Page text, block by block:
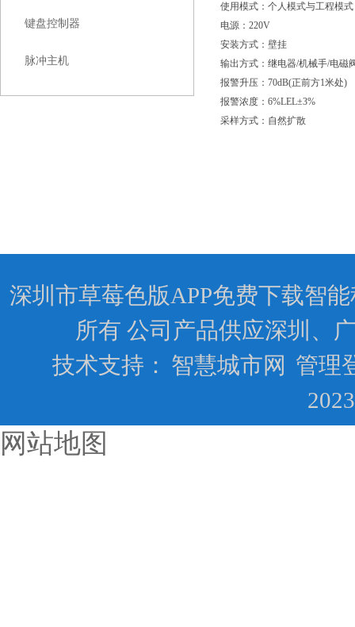
键盘控制器
脉冲主机
使用模式：个人模式与工程模式
电源：220V
安装方式：壁挂
输出方式：继电器/机械手/电磁
报警升压：70dB(正前方1米处)
报警浓度：6%LEL±3%
采样方式：自然扩散
深圳市草莓色版APP免费下载智
所有 公司产品供应深圳、
技术支持： 智慧城市网 管理
网站地图